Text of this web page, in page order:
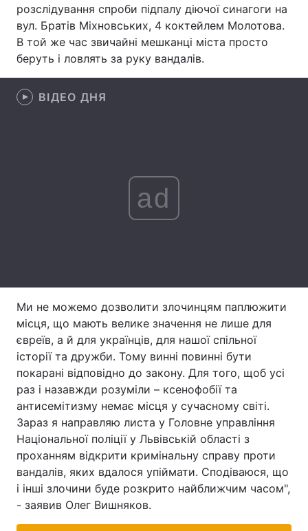
Інтерв'ю Думки
Архів Вакансії
Послуги
розслідування спроби підпалу діючої синагоги на
вул. Братів Міхновських, 4 коктейлем Молотова.
В той же час звичайні мешканці міста просто
беруть і ловлять за руку вандалів.
ВІДЕО ДНЯ
ad
Ми не можемо дозволити злочинцям паплюжити
місця, що мають велике значення не лише для
євреїв, а й для українців, для нашої спільної
історії та дружби. Тому винні повинні бути
покарані відповідно до закону. Для того, щоб усі
раз і назавжди розуміли – ксенофобії та
антисемітизму немає місця у сучасному світі.
Зараз я направляю листа у Головне управління
Національної поліції у Львівській області з
проханням відкрити кримінальну справу проти
вандалів, яких вдалося упіймати. Сподіваюся, що
і інші злочини буде розкрито найближчим часом",
- заявив Олег Вишняков.